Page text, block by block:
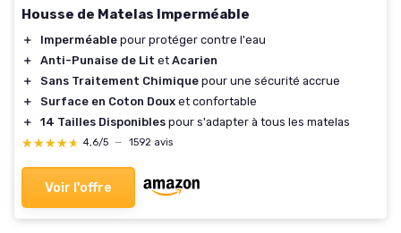
Housse de Matelas Imperméable
＋ Imperméable pour protéger contre l'eau
＋
Anti-Punaise de Lit et Acarien
＋
Sans Traitement Chimique pour une sécurité accrue
＋
Surface en Coton Doux et confortable
＋
14 Tailles Disponibles pour s'adapter à tous les matelas
★★★★★
★★★★★ 4,6/5 — 1592 avis
Voir l'offre